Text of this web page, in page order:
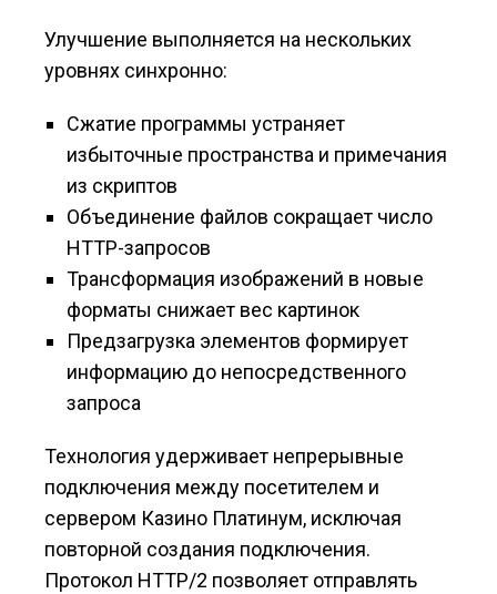
Улучшение выполняется на нескольких
уровнях синхронно:
Сжатие программы устраняет
избыточные пространства и примечания
из скриптов
Объединение файлов сокращает число
HTTP-запросов
Трансформация изображений в новые
форматы снижает вес картинок
Предзагрузка элементов формирует
информацию до непосредственного
запроса
Технология удерживает непрерывные
подключения между посетителем и
сервером Казино Платинум, исключая
повторной создания подключения.
Протокол HTTP/2 позволяет отправлять